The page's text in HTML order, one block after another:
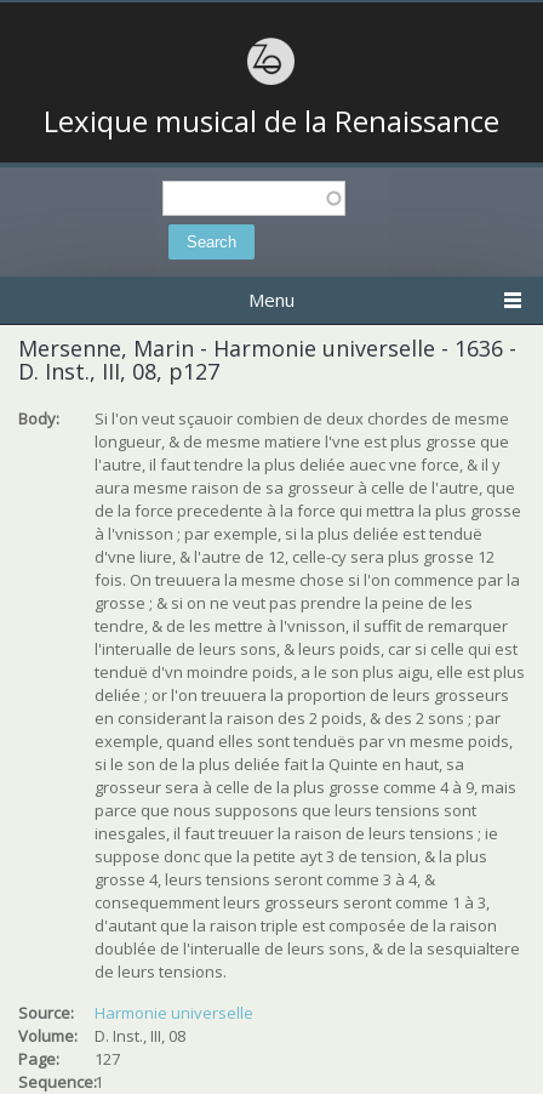
Lexique musical de la Renaissance
Search
Menu
Mersenne, Marin - Harmonie universelle - 1636 -
D. Inst., III, 08, p127
Body:
Si l'on veut sçauoir combien de deux chordes de mesme
longueur, & de mesme matiere l'vne est plus grosse que
l'autre, il faut tendre la plus deliée auec vne force, & il y
aura mesme raison de sa grosseur à celle de l'autre, que
de la force precedente à la force qui mettra la plus grosse
à l'vnisson ; par exemple, si la plus deliée est tenduë
d'vne liure, & l'autre de 12, celle-cy sera plus grosse 12
fois. On treuuera la mesme chose si l'on commence par la
grosse ; & si on ne veut pas prendre la peine de les
tendre, & de les mettre à l'vnisson, il suffit de remarquer
l'interualle de leurs sons, & leurs poids, car si celle qui est
tenduë d'vn moindre poids, a le son plus aigu, elle est plus
deliée ; or l'on treuuera la proportion de leurs grosseurs
en considerant la raison des 2 poids, & des 2 sons ; par
exemple, quand elles sont tenduës par vn mesme poids,
si le son de la plus deliée fait la Quinte en haut, sa
grosseur sera à celle de la plus grosse comme 4 à 9, mais
parce que nous supposons que leurs tensions sont
inesgales, il faut treuuer la raison de leurs tensions ; ie
suppose donc que la petite ayt 3 de tension, & la plus
grosse 4, leurs tensions seront comme 3 à 4, &
consequemment leurs grosseurs seront comme 1 à 3,
d'autant que la raison triple est composée de la raison
doublée de l'interualle de leurs sons, & de la sesquialtere
de leurs tensions.
Source:
Harmonie universelle
Volume:
D. Inst., III, 08
Page:
127
Sequence:
1